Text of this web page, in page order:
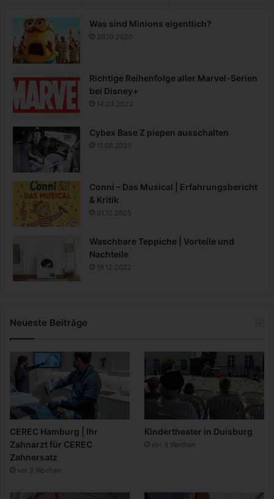
Was sind Minions eigentlich?
20.10.2020
Richtige Reihenfolge aller Marvel-Serien
bei Disney+
14.03.2022
Cybex Base Z piepen ausschalten
11.08.2021
Conni – Das Musical | Erfahrungsbericht
& Kritik
01.10.2025
Waschbare Teppiche | Vorteile und
Nachteile
19.12.2022
Neueste Beiträge
CEREC Hamburg | Ihr
Zahnarzt für CEREC
Zahnersatz
vor 3 Wochen
Kindertheater in Duisburg
vor 4 Wochen